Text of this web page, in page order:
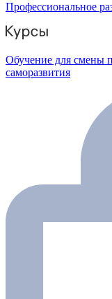
Профессиональное
Обучение для смены
саморазвития